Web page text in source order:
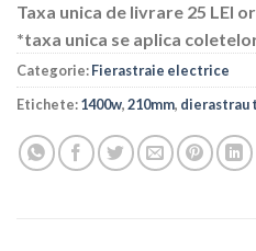
Taxa unica de livrare 25 LEI
*taxa unica se aplica
Categorie:Fierastraie electrice
Etichete:1400w,210mm, dierastrau